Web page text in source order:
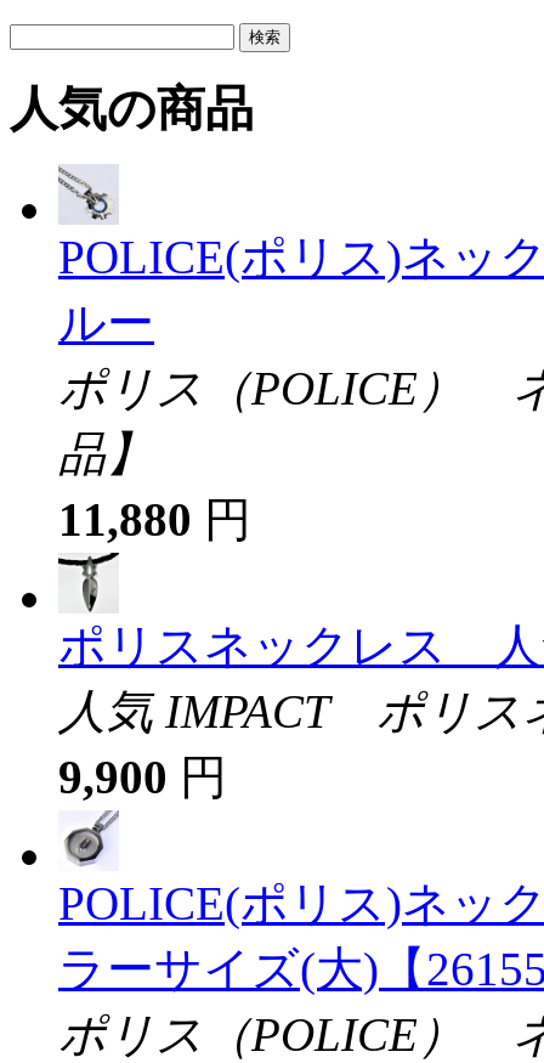
人気の商品
POLICE(ポリス)ネ
ルー
ポリス（POLICE）
品】
11,880 円
ポリスネックレス
人気 IMPACT ポリス
9,900 円
POLICE(ポリス)ネッ
ラーサイズ(大)【
ポリス（POLICE）